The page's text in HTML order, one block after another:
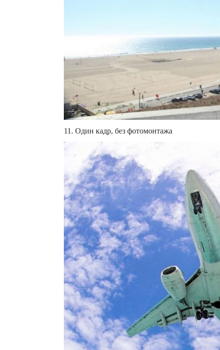
11. Один кадр, без фотомонтажа